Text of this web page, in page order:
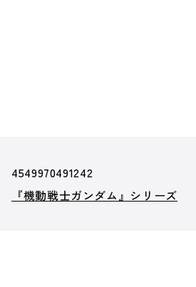
4549970491242
『機動戦士ガンダム』シリーズ